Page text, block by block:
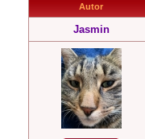
Autor
Jasmin